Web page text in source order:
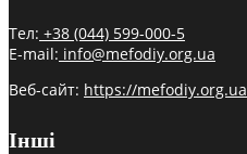
Тел: +38 (044) 599-000-5
E-mail: info@mefodiy.org.ua
Веб-сайт: https://mefodiy.org.ua
Інші